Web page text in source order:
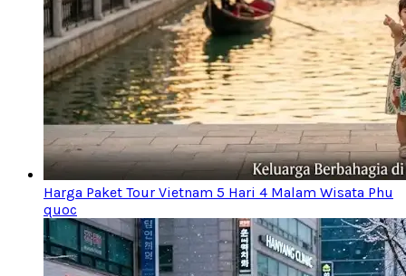
Harga Paket Tour Vietnam 5 Hari 4 Malam Wisata Phu
quoc